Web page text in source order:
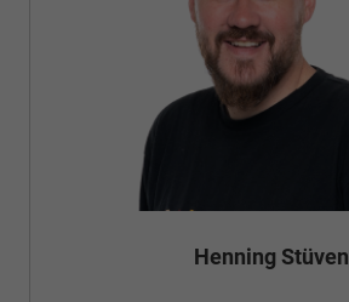
Henning Stüven